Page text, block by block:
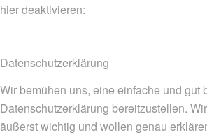
hier deaktivieren:
Datenschutzerklärung
Wir bemühen uns, eine einfache und gut
Datenschutzerklärung bereitzustellen.
äußerst wichtig und wollen genau